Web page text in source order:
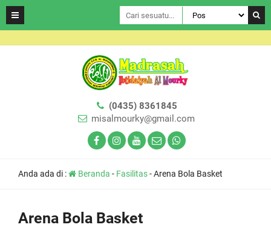
(0435) 8361845
misalmourky@gmail.com
Anda ada di : Beranda - Fasilitas-Arena Bola Basket
Arena Bola Basket